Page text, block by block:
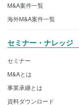
M&A案件一覧
海外M&A案件一覧
セミナー・ナレッジ
セミナー
M&Aとは
事業承継とは
資料ダウンロード